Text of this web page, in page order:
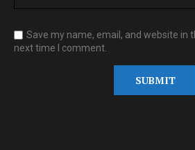
Save my name, email, and website in
next time I comment.